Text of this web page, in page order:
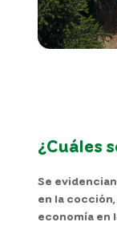
¿Cuáles
Se
en la
economía en